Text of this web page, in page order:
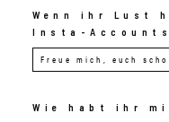
Wenn ihr Lust
Insta-
Wie habt ihr